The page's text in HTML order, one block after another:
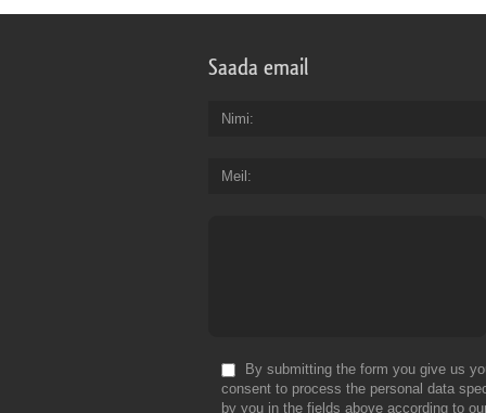
Saada email
Nimi
Meil
By submitting the form you give us
consent to process the personal data
by you in the fields above according to